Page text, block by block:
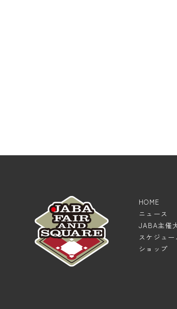
HOME
ニュース
JABA主催
スケジュー
ショップ